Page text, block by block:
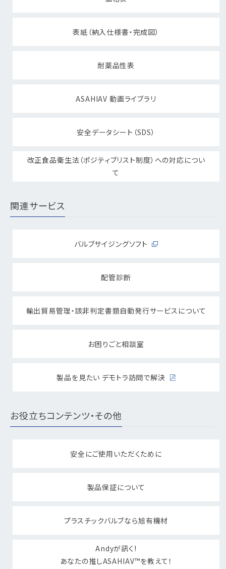
表紙（納入仕様書・完成図）
耐薬品性表
ASAHIAV 動画ライブラリ
安全データシート（SDS）
改正食品衛生法（ポジティブリスト制度）への対応につい
て
関連サービス
バルブサイジングソフト
配管診断
輸出貿易管理・該非判定書類自動発行サービスについて
お困りごと相談室
製品を見たい デモトラ訪問で解決
お役立ちコンテンツ・その他
安全にご使用いただくために
製品保証について
プラスチックバルブなら旭有機材
Andyが訊く!
あなたの推しASAHIAV™を教えて！